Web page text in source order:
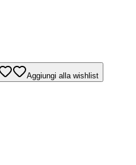
Aggiungi alla wishlist